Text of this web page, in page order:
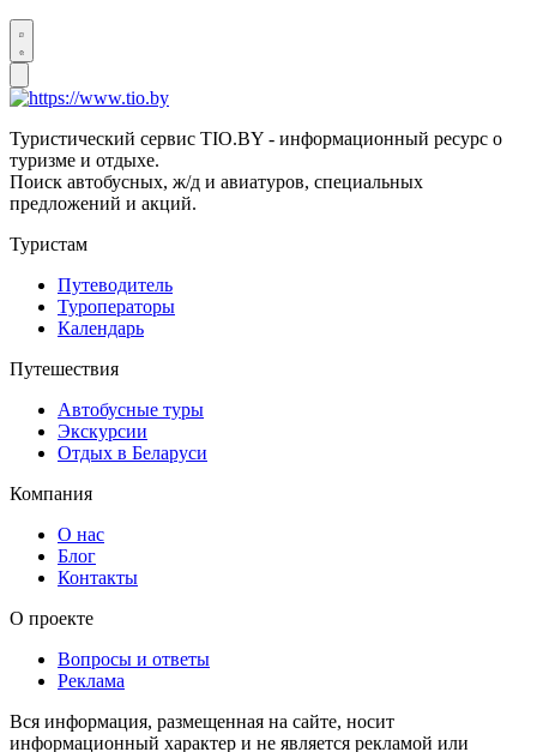
Туристический сервис TIO.BY - информационный ресурс о
туризме и отдыхе.
Поиск автобусных, ж/д и авиатуров, специальных
предложений и акций.
Туристам
Путеводитель
Туроператоры
Календарь
Путешествия
Автобусные туры
Экскурсии
Отдых в Беларуси
Компания
О нас
Блог
Контакты
О проекте
Вопросы и ответы
Реклама
Вся информация, размещенная на сайте, носит
информационный характер и не является рекламой или